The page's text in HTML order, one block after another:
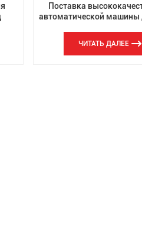
Поставка
автоматической машины
силы тяжести
ЧИТАТЬ ДАЛЕЕ